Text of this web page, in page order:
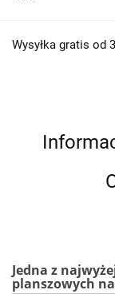
Wysyłka gratis od
Jedna z
planszowych